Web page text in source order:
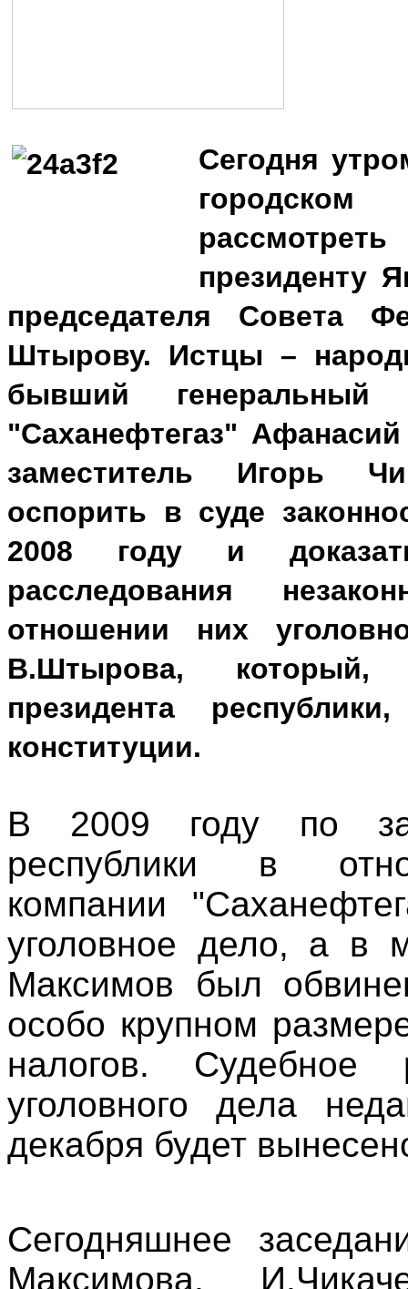
Сегодня
президенту
председателя Совета
Штырову. Истцы –
бывший
"Саханефтегаз"
заместитель Игорь
оспорить в суде
2008 году и
расследования
отношении них
В.Штырова,
президента
конституции.
В 2009 году по
республики в
компании
уголовное дело, а в
Максимов был
особо крупном
налогов. Судебное
уголовного дела
декабря будет
Сегодняшнее
Максимова,